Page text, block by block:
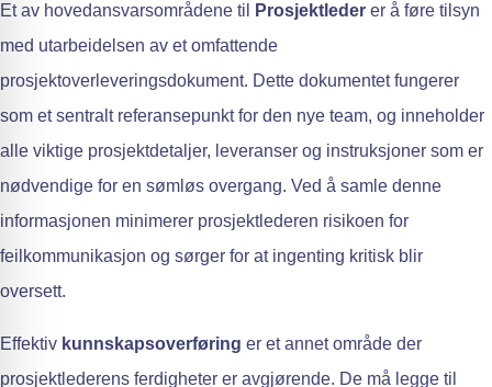
Et av hovedansvarsområdene til Prosjektleder er å føre tilsyn
med utarbeidelsen av et omfattende
prosjektoverleveringsdokument. Dette dokumentet fungerer
som et sentralt referansepunkt for den nye team, og inneholder
alle viktige prosjektdetaljer, leveranser og instruksjoner som er
nødvendige for en sømløs overgang. Ved å samle denne
informasjonen minimerer prosjektlederen risikoen for
feilkommunikasjon og sørger for at ingenting kritisk blir
oversett.
Effektiv kunnskapsoverføring er et annet område der
prosjektlederens ferdigheter er avgjørende. De må legge til